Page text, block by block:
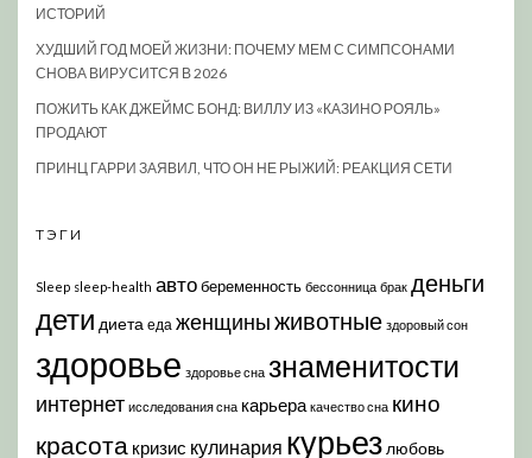
ИСТОРИЙ
ХУДШИЙ ГОД МОЕЙ ЖИЗНИ: ПОЧЕМУ МЕМ С СИМПСОНАМИ
СНОВА ВИРУСИТСЯ В 2026
ПОЖИТЬ КАК ДЖЕЙМС БОНД: ВИЛЛУ ИЗ «КАЗИНО РОЯЛЬ»
ПРОДАЮТ
ПРИНЦ ГАРРИ ЗАЯВИЛ, ЧТО ОН НЕ РЫЖИЙ: РЕАКЦИЯ СЕТИ
ТЭГИ
Sleep sleep-health автобеременность бессонница брак деньги
дети диета еда женщиныживотные здоровый сон
здоровье здоровье сна знаменитости
интернет исследования сна карьера качество сна кино
красота кризис кулинария курьез любовь